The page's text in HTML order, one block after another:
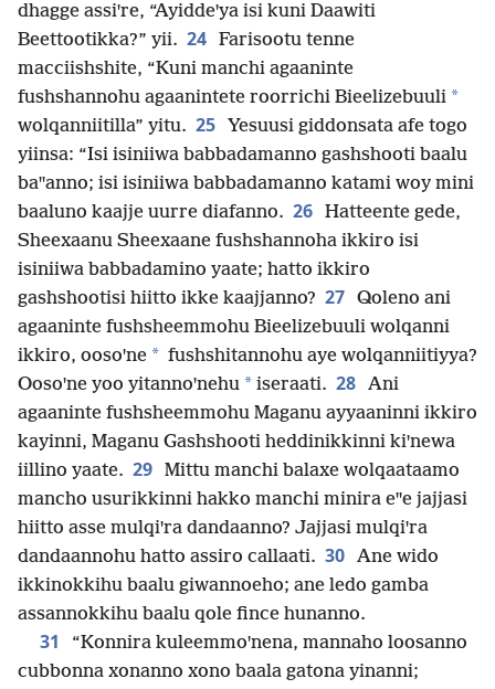
dhagge assiꞌre, “Ayiddeꞌya isi kuni Daawiti
Beettootikka?” yii. 24 Farisootu tenne
macciishshite, “Kuni manchi agaaninte
fushshannohu agaanintete roorrichi Bieelizebuuli *
wolqanniitilla” yitu. 25
Yesuusi giddonsata afe togo
yiinsa: “Isi isiniiwa babbadamanno gashshooti baalu
baꞌꞌanno; isi isiniiwa babbadamanno katami woy mini
baaluno kaajje uurre diafanno. 26 Hatteente gede,
Sheexaanu Sheexaane fushshannoha ikkiro isi
isiniiwa babbadamino yaate; hatto ikkiro
gashshootisi hiitto ikke kaajjanno? 27 Qoleno ani
agaaninte fushsheemmohu Bieelizebuuli wolqanni
ikkiro, oosoꞌne * fushshitannohu aye wolqanniitiyya?
Oosoꞌne yoo yitannoꞌnehu * iseraati. 28 Ani
agaaninte fushsheemmohu Maganu ayyaaninni ikkiro
kayinni, Maganu Gashshooti heddinikkinni kiꞌnewa
iillino yaate. 29 Mittu manchi balaxe wolqaataamo
mancho usurikkinni hakko manchi minira eꞌꞌe jajjasi
hiitto asse mulqiꞌra dandaanno? Jajjasi mulqiꞌra
dandaannohu hatto assiro callaati. 30 Ane wido
ikkinokkihu baalu giwannoeho; ane ledo gamba
assannokkihu baalu qole fince hunanno.
31
“Konnira kuleemmoꞌnena, mannaho loosanno
cubbonna xonanno xono baala gatona yinanni;